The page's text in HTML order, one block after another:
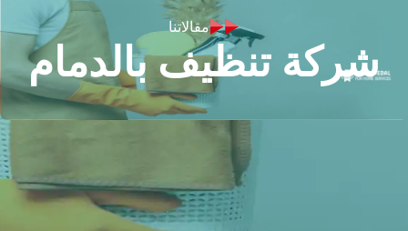
مقالاتنا
شركة تنظيف بالدمام